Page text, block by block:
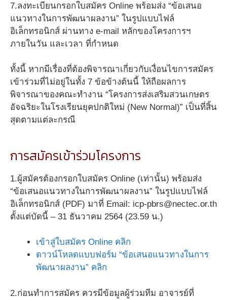
7.ลงทะเบียนกรอกใบสมัคร Online พร้อมส่ง “ข้อเสนอ
แนวทางในการพัฒนาผลงาน” ในรูปแบบไฟล์
อิเล็กทรอนิกส์ ผ่านทาง e-mail หลักของโครงการฯ
ภายในวัน และเวลา ที่กำหนด
ทั้งนี้ หากมีเรื่องที่ต้องพิจารณาเกี่ยวกับเงื่อนไขการสมัคร
เข้าร่วมที่ไม่อยู่ในทั้ง 7 ข้อข้างต้นนี้ ให้ถือผลการ
พิจารณาของคณะทำงาน “โครงการส่งเสริมสวนเกษตร
อัจฉริยะในโรงเรียนยุคปกติใหม่ (New Normal)” เป็นที่สิ้น
สุดตามแต่ละกรณี
การสมัครเข้าร่วมโครงการ
1.ผู้สมัครต้องกรอกใบสมัคร Online (เท่านั้น) พร้อมส่ง
“ข้อเสนอแนวทางในการพัฒนาผลงาน” ในรูปแบบไฟล์
อิเล็กทรอนิกส์ (PDF) มาที่ Email: icp-pbrs@nectec.or.th
ตั้งแต่บัดนี้ – 31 ธันวาคม 2564 (23.59 น.)
เข้าสู่ใบสมัคร Online คลิก
ดาวน์โหลดแบบฟอร์ม “ข้อเสนอแนวทางในการ
พัฒนาผลงาน” คลิก
2.ก่อนทำการสมัคร ควรมีข้อมูลผู้ร่วมทีม อาจารย์ที่